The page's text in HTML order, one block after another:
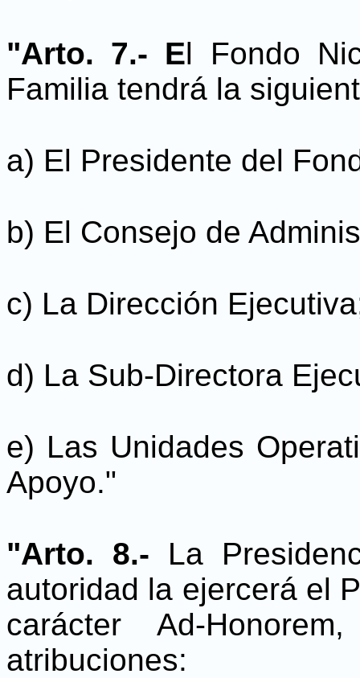
"Arto. 7.- El Fondo
Familia tendrá la
a) El Presidente del
b) El Consejo de
c) La Dirección
d) La Sub-Directora
e) Las Unidades
Apoyo."
"Arto. 8.- La
autoridad la ejercerá el
carácter Ad-
atribuciones: